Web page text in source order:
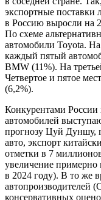
экспортные поставки
в Россию выросли на
По схеме
автомобили Toyota.
каждый пятый
BMW (11%). На
Четвертое и пятое
(6,2%).
Конкурентами России
автомобилей
прогнозу Цуй Дуншу,
авто, экспорт
отметки в 7
увеличение примерно
в 2024 году). В то же
автопроизводителей
консервативных